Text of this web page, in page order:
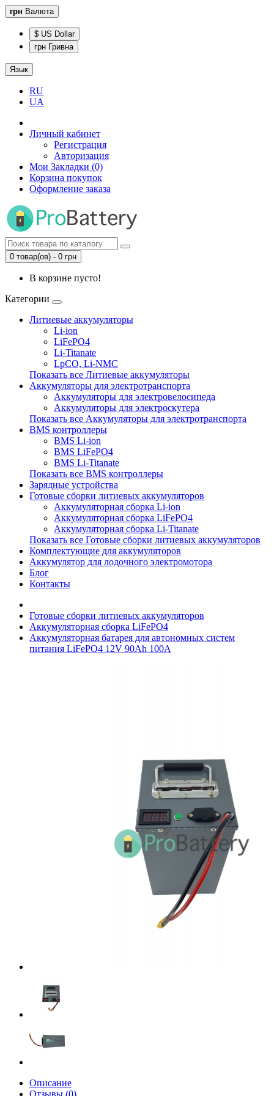
грн Валюта
$ US Dollar
грн Гривна
Язык
RU
UA
Личный кабинет
Регистрация
Авторизация
Мои Закладки (0)
Корзина покупок
Оформление заказа
0 товар(ов) - 0 грн
В корзине пусто!
Категории
Литиевые аккумуляторы
Li-ion
LiFePO4
Li-Titanate
LpCO, Li-NMC
Показать все Литиевые аккумуляторы
Аккумуляторы для электротранспорта
Аккумуляторы для электровелосипеда
Аккумуляторы для электроскутера
Показать все Аккумуляторы для электротранспорта
BMS контроллеры
BMS Li-ion
BMS LiFePO4
BMS Li-Titanate
Показать все BMS контроллеры
Зарядные устройства
Готовые сборки литиевых аккумуляторов
Аккумуляторная сборка Li-ion
Аккумуляторная сборка LiFePO4
Аккумуляторная сборка Li-Titanate
Показать все Готовые сборки литиевых аккумуляторов
Комплектующие для аккумуляторов
Аккумулятор для лодочного электромотора
Блог
Контакты
Готовые сборки литиевых аккумуляторов
Аккумуляторная сборка LiFePO4
Аккумуляторная батарея для автономных систем
питания LiFePO4 12V 90Ah 100А
Описание
Отзывы (0)